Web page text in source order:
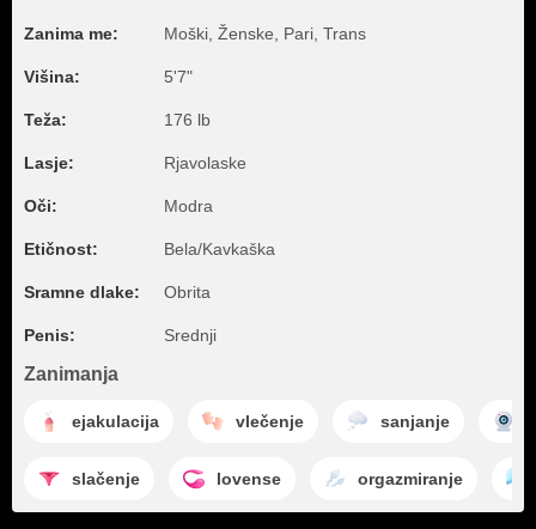
Zanima me: Moški, Ženske, Pari, Trans
Višina: 5'7"
Teža: 176 lb
Lasje: Rjavolaske
Oči: Modra
Etičnost: Bela/Kavkaška
Sramne dlake: Obrita
Penis: Srednji
Zanimanja
ejakulacija vlečenje sanjanje
slačenje lovense orgazmiranje